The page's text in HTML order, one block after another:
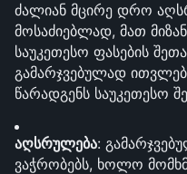
ძალიან მცირე დრო
მოსაძიებლად, მათ
საუკეთესო ფასების
გამარჯვებულად
წარადგენს საუკეთესო
აღსრულება:
ვაჭრობებს, ხოლო